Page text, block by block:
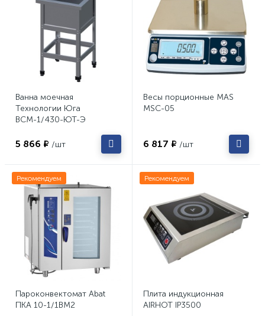
Ванна моечная
Технологии Юга
ВСМ-1/430-ЮТ-Э
5 866 ₽ /шт
Весы порционные MAS
MSC-05
6 817 ₽ /шт
Рекомендуем
Пароконвектомат Abat
ПКА 10-1/1ВМ2
Рекомендуем
Плита индукционная
AIRHOT IP3500